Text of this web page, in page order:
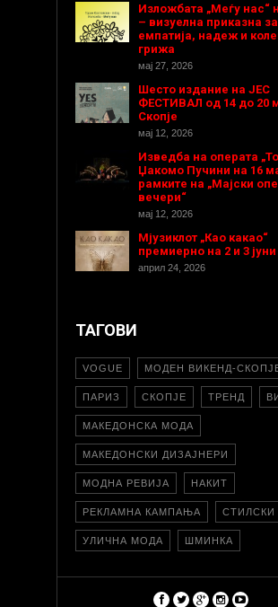
Изложбата „Меѓу нас“
– визуелна приказна за
емпатија, надеж и
грижа
мај 27, 2026
Шесто издание на ЈЕС
ФЕСТИВАЛ од 14 до 20
Скопје
мај 12, 2026
Изведба на операта
Џакомо Пучини на 16
рамките на „Мајски
вечери“
мај 12, 2026
Мјузиклот „Као какао“
премиерно на 2 и 3
април 24, 2026
ТАГОВИ
VOGUE МОДЕН ВИКЕНД-
ПАРИЗ СКОПЈЕ ТРЕНД
МАКЕДОНСКА МОДА
МАКЕДОНСКИ ДИЗАЈНЕРИ
МОДНА РЕВИЈА НАКИТ
РЕКЛАМНА КАМПАЊА СТИЛСКИ
УЛИЧНА МОДА ШМИНКА